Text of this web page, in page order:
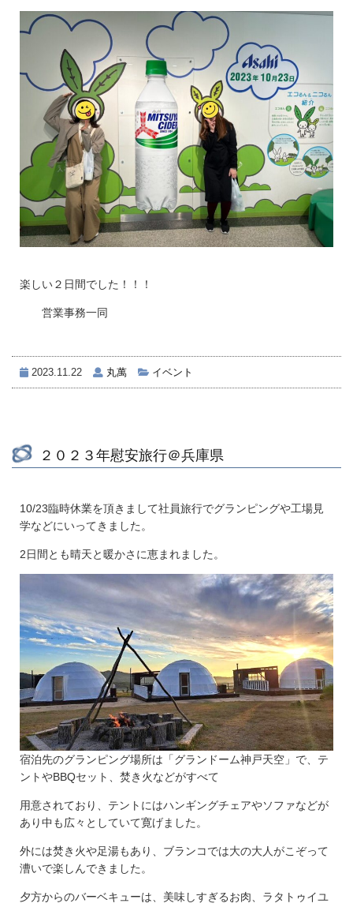
楽しい２日間でした！！！
営業事務一同
2023.11.22 丸萬 イベント
２０２３年慰安旅行＠兵庫県
10/23臨時休業を頂きまして社員旅行でグランピングや工場見
学などにいってきました。
2日間とも晴天と暖かさに恵まれました。
宿泊先のグランピング場所は「グランドーム神戸天空」で、テ
ントやBBQセット、焚き火などがすべて
用意されており、テントにはハンギングチェアやソファなどが
あり中も広々としていて寛げました。
外には焚き火や足湯もあり、ブランコでは大の大人がこぞって
漕いで楽しんできました。
夕方からのバーベキューは、美味しすぎるお肉、ラタトゥイユ